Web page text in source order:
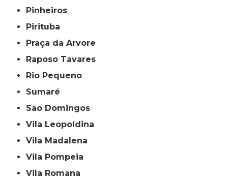
Pinheiros
Pirituba
Praça da Arvore
Raposo Tavares
Rio Pequeno
Sumaré
São Domingos
Vila Leopoldina
Vila Madalena
Vila Pompeia
Vila Romana